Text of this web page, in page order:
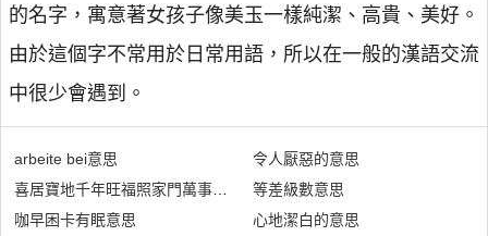
的名字，寓意著女孩子像美玉一樣純潔、高貴、美好。
由於這個字不常用於日常用語，所以在一般的漢語交流
中很少會遇到。
arbeite bei意思
喜居寶地千年旺福照家門萬事興意思
咖早困卡有眠意思
令人厭惡的意思
等差級數意思
心地潔白的意思